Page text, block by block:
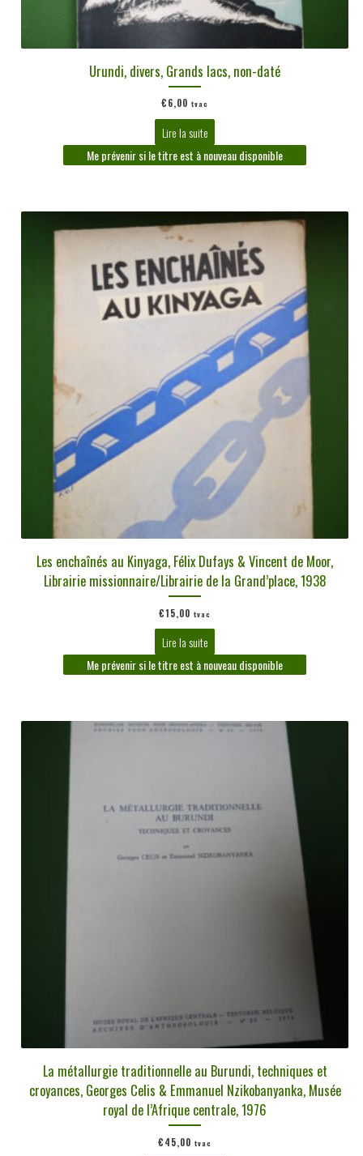
Urundi, divers, Grands lacs, non-daté
€6,00 tvac
Lire la suite
Me prévenir si le titre est à nouveau disponible
Les enchaînés au Kinyaga, Félix Dufays & Vincent de Moor,
Librairie missionnaire/Librairie de la Grand’place, 1938
€15,00 tvac
Lire la suite
Me prévenir si le titre est à nouveau disponible
La métallurgie traditionnelle au Burundi, techniques et
croyances, Georges Celis & Emmanuel Nzikobanyanka, Musée
royal de l’Afrique centrale, 1976
€45,00 tvac